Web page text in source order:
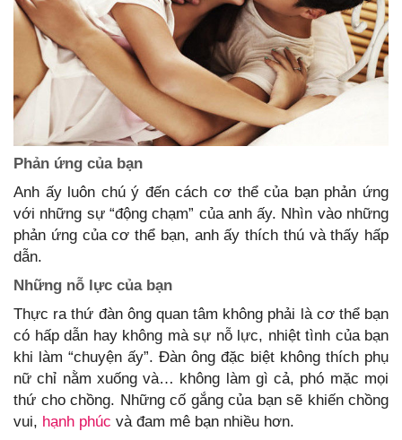
Phản ứng của bạn
Anh ấy luôn chú ý đến cách cơ thể của bạn phản ứng
với những sự “động chạm” của anh ấy. Nhìn vào những
phản ứng của cơ thể bạn, anh ấy thích thú và thấy hấp
dẫn.
Những nỗ lực của bạn
Thực ra thứ đàn ông quan tâm không phải là cơ thể bạn
có hấp dẫn hay không mà sự nỗ lực, nhiệt tình của bạn
khi làm “chuyện ấy”. Đàn ông đặc biệt không thích phụ
nữ chỉ nằm xuống và… không làm gì cả, phó mặc mọi
thứ cho chồng. Những cố gắng của bạn sẽ khiến chồng
vui, hạnh phúc và đam mê bạn nhiều hơn.